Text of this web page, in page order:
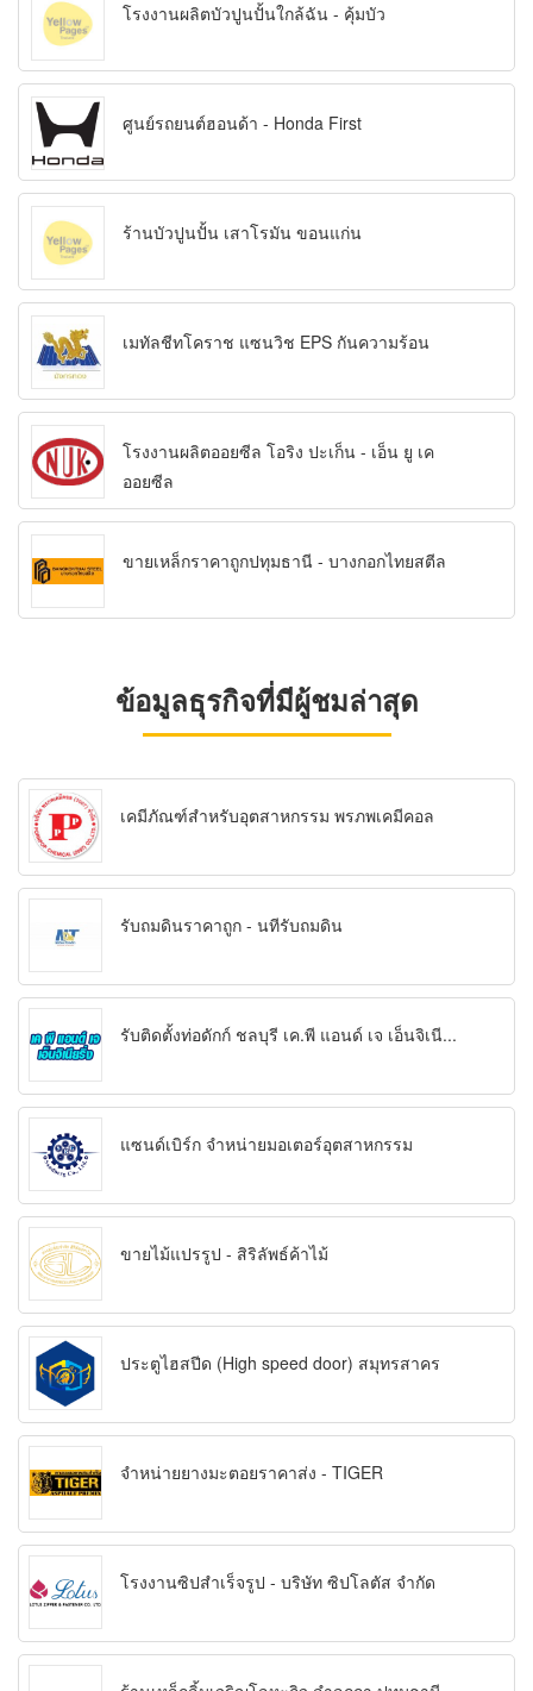
โรงงานผลิตบัวปูนปั้นใกล้ฉัน - คุ้มบัว
ศูนย์รถยนต์ฮอนด้า - Honda First
ร้านบัวปูนปั้น เสาโรมัน ขอนแก่น
เมทัลชีทโคราช แซนวิช EPS กันความร้อน
โรงงานผลิตออยซีล โอริง ปะเก็น - เอ็น ยู เค
ออยซีล
ขายเหล็กราคาถูกปทุมธานี - บางกอกไทยสตีล
ข้อมูลธุรกิจที่มีผู้ชมล่าสุด
เคมีภัณฑ์สำหรับอุตสาหกรรม พรภพเคมีคอล
รับถมดินราคาถูก - นทีรับถมดิน
รับติดตั้งท่อดักก์ ชลบุรี เค.พี แอนด์ เจ เอ็นจิเนี...
แซนด์เบิร์ก จำหน่ายมอเตอร์อุตสาหกรรม
ขายไม้แปรรูป - สิริลัพธ์ค้าไม้
ประตูไฮสปีด (High speed door) สมุทรสาคร
จำหน่ายยางมะตอยราคาส่ง - TIGER
โรงงานซิปสำเร็จรูป - บริษัท ซิปโลตัส จำกัด